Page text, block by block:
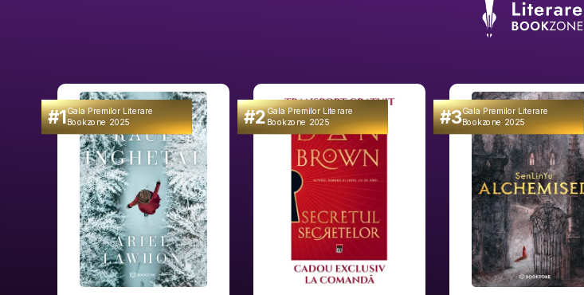
#1Gala Premilor Literare
Bookzone 2025 #2Gala Premilor Literare
Bookzone 2025 #3Gala Premilor Literare
Bookzone 2025